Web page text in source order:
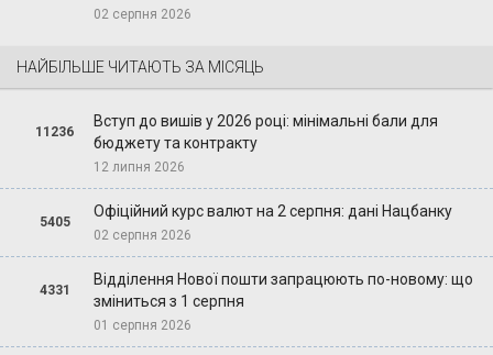
02 серпня 2026
НАЙБІЛЬШЕ ЧИТАЮТЬ ЗА МІСЯЦЬ
11236
Вступ до вишів у 2026 році: мінімальні бали для
бюджету та контракту
12 липня 2026
5405
Офіційний курс валют на 2 серпня: дані Нацбанку
02 серпня 2026
4331
Відділення Нової пошти запрацюють по-новому: що
зміниться з 1 серпня
01 серпня 2026